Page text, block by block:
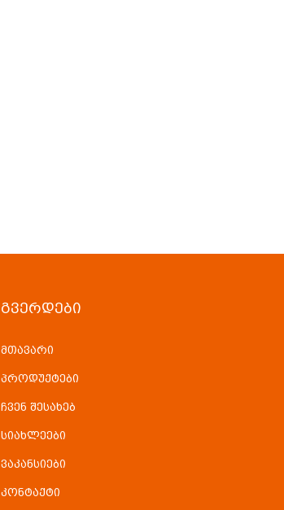
ᲒᲕᲔᲠᲓᲔᲑᲘ
მთავარი
პროდუქტები
ჩვენ შესახებ
სიახლეები
ვაკანსიები
კონტაქტი